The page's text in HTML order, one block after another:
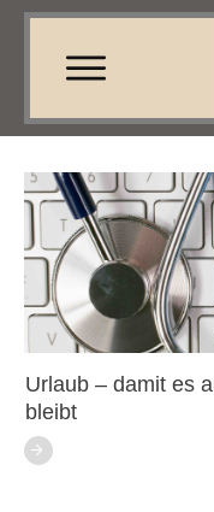
Urlaub – damit es
bleibt